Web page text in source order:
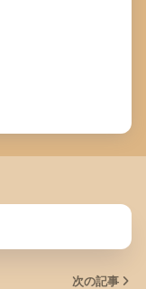
次の記事